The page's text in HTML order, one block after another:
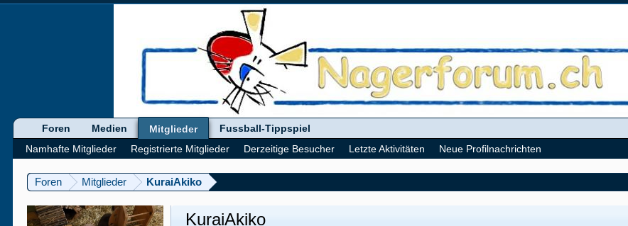
Foren Mitglieder KuraiAkiko
KuraiAkiko
Foren Medien
Mitglieder
Namhafte Mitglieder
Registrierte Mitglieder Derzeitige Besucher Letzte Aktivitäten Neue Profilnachrichten
Fussball-Tippspiel